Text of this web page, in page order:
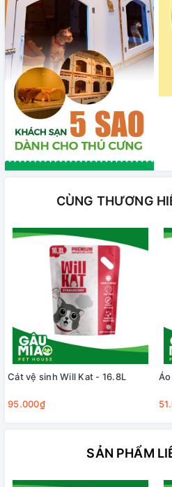
CÙNG THƯƠNG
Cát vệ sinh Will Kat - 16.8L
95.000₫
SẢN PHẨM